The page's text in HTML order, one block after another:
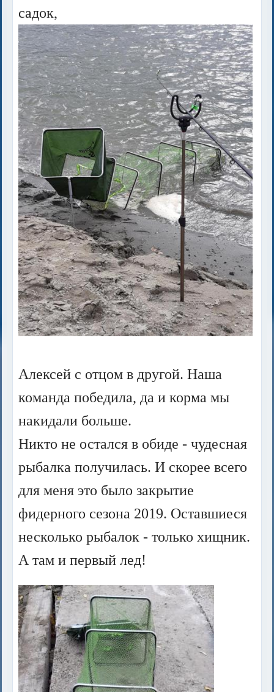
садок,
Алексей с отцом в другой. Наша
команда победила, да и корма мы
накидали больше.
Никто не остался в обиде - чудесная
рыбалка получилась. И скорее всего
для меня это было закрытие
фидерного сезона 2019. Оставшиеся
несколько рыбалок - только хищник.
А там и первый лед!